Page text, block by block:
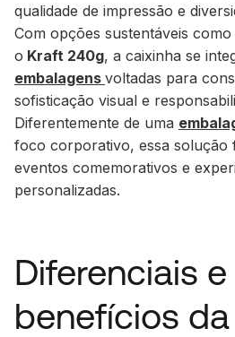
qualidade de impressão e
Com opções sustentáveis como
o Kraft 240g, a caixinha se
embalagens voltadas para
sofisticação visual e
Diferentemente de uma
foco corporativo, essa solução
eventos comemorativos e
personalizadas.
Diferenciais e
benefícios